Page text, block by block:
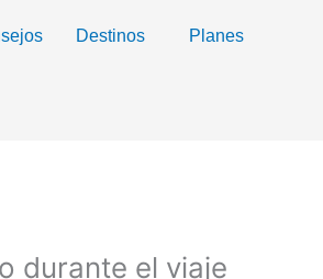
Destinos Planes
durante el viaje